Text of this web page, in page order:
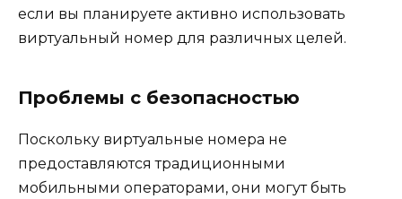
если вы планируете активно использовать
виртуальный номер для различных целей.
Проблемы с безопасностью
Поскольку виртуальные номера не
предоставляются традиционными
мобильными операторами, они могут быть